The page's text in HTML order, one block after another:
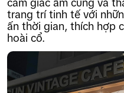
cảm giác ấm cúng và
trang trí tinh tế với
ấn thời gian, thích hợp
hoài cổ.